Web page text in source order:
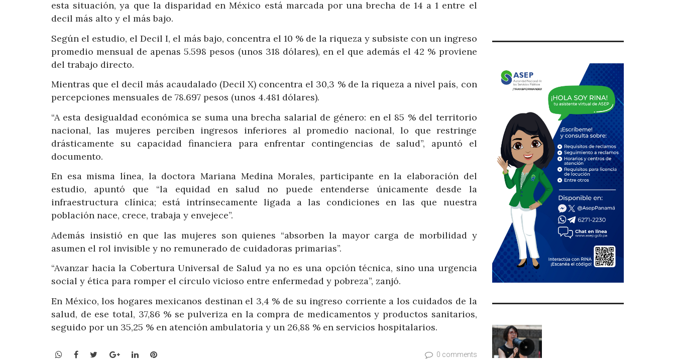
esta situación, ya que la disparidad en México está marcada por una brecha de 14 a 1 entre el
decil más alto y el más bajo.
Según el estudio, el Decil I, el más bajo, concentra el 10 % de la riqueza y subsiste con un ingreso
promedio mensual de apenas 5.598 pesos (unos 318 dólares), en el que además el 42 % proviene
del trabajo directo.
Mientras que el decil más acaudalado (Decil X) concentra el 30,3 % de la riqueza a nivel país, con
percepciones mensuales de 78.697 pesos (unos 4.481 dólares).
“A esta desigualdad económica se suma una brecha salarial de género: en el 85 % del territorio
nacional, las mujeres perciben ingresos inferiores al promedio nacional, lo que restringe
drásticamente su capacidad financiera para enfrentar contingencias de salud”, apuntó el
documento.
En esa misma línea, la doctora Mariana Medina Morales, participante en la elaboración del
estudio, apuntó que “la equidad en salud no puede entenderse únicamente desde la
infraestructura clínica; está intrínsecamente ligada a las condiciones en las que nuestra
población nace, crece, trabaja y envejece”.
Además insistió en que las mujeres son quienes “absorben la mayor carga de morbilidad y
asumen el rol invisible y no remunerado de cuidadoras primarias”.
“Avanzar hacia la Cobertura Universal de Salud ya no es una opción técnica, sino una urgencia
social y ética para romper el círculo vicioso entre enfermedad y pobreza”, zanjó.
En México, los hogares mexicanos destinan el 3,4 % de su ingreso corriente a los cuidados de la
salud, de ese total, 37,86 % se pulveriza en la compra de medicamentos y productos sanitarios,
seguido por un 35,25 % en atención ambulatoria y un 26,88 % en servicios hospitalarios.
WhatsApp
Facebook
TwitterGoogle+LinkedInPinterest 0 comments